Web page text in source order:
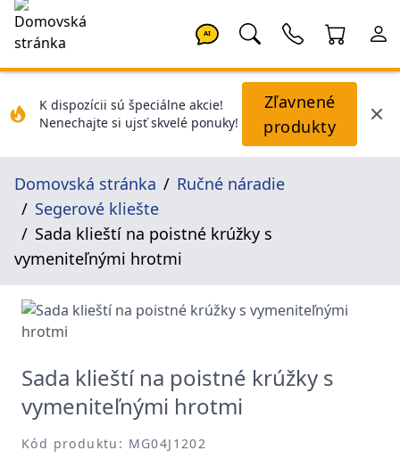
AI
K dispozícii sú špeciálne akcie!
Nenechajte si ujsť skvelé ponuky!
Zľavnené
produkty
Domovská stránka
Ručné náradie
Segerové kliešte
Sada klieští na poistné krúžky s
vymeniteľnými hrotmi
Sada klieští na poistné krúžky s
vymeniteľnými hrotmi
Kód produktu: MG04J1202